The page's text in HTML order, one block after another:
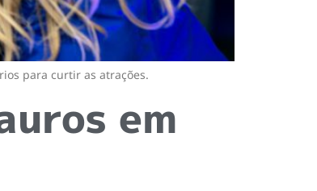
para curtir as atrações.
em